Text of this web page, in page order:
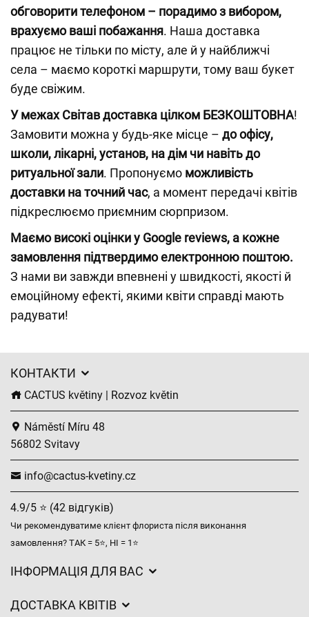
обговорити телефоном – порадимо з вибором,
врахуємо ваші побажання. Наша доставка
працює не тільки по місту, але й у найближчі
села – маємо короткі маршрути, тому ваш букет
буде свіжим.
У межах Світав доставка цілком БЕЗКОШТОВНА!
Замовити можна у будь-яке місце – до офісу,
школи, лікарні, установ, на дім чи навіть до
ритуальної зали. Пропонуємо можливість
доставки на точний час, а момент передачі квітів
підкреслюємо приємним сюрпризом.
Маємо високі оцінки у Google reviews, а кожне
замовлення підтвердимо електронною поштою.
З нами ви завжди впевнені у швидкості, якості й
емоційному ефекті, якими квіти справді мають
радувати!
КОНТАКТИ
CACTUS květiny | Rozvoz květin
Náměstí Míru 48
56802 Svitavy
info@cactus-kvetiny.cz
4.9/5 ⭐ (42 відгуків)
Чи рекомендуватиме клієнт флориста після виконання
замовлення? ТАК = 5⭐, НІ = 1⭐
ІНФОРМАЦІЯ ДЛЯ ВАС
ДОСТАВКА КВІТІВ